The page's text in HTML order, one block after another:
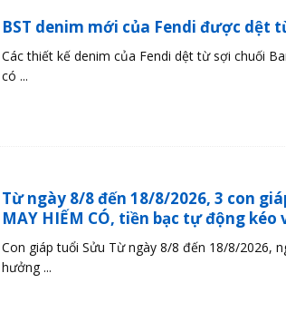
BST denim mới của Fendi được dệt
Các thiết kế denim của Fendi dệt từ sợi chuối
có ...
Từ ngày 8/8 đến 18/8/2026, 3 con
MAY HIẾM CÓ, tiền bạc tự động kéo
Con giáp tuổi Sửu Từ ngày 8/8 đến 18/8/2026,
hưởng ...